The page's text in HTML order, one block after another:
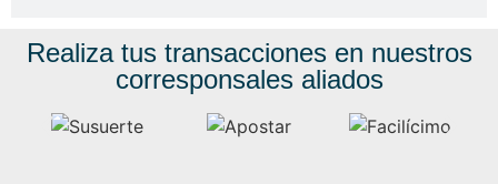
Realiza tus transacciones en nuestros
corresponsales aliados